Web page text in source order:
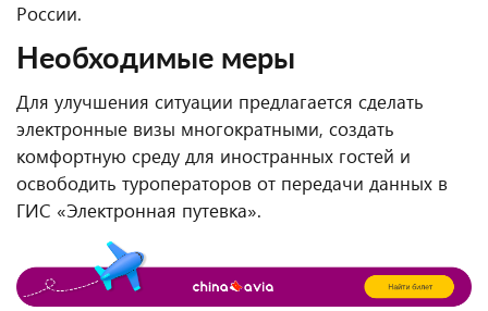
России.
Необходимые меры
Для улучшения ситуации предлагается сделать
электронные визы многократными, создать
комфортную среду для иностранных гостей и
освободить туроператоров от передачи данных в
ГИС «Электронная путевка».